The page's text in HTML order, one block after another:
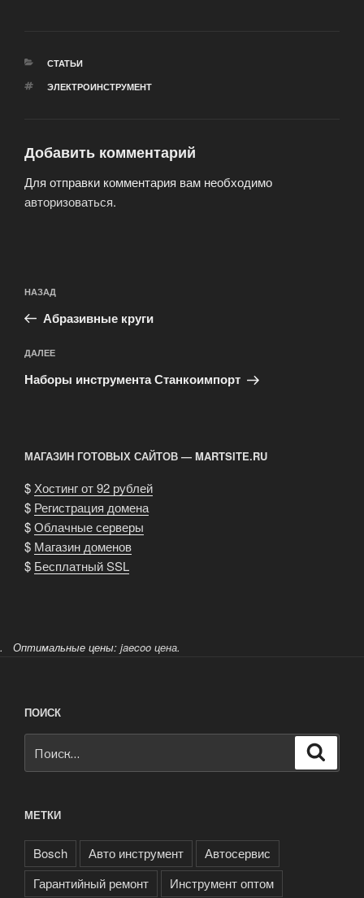
РУБРИКИ
СТАТЬИ
МЕТКИ
ЭЛЕКТРОИНСТРУМЕНТ
Добавить комментарий
Для отправки комментария вам необходимо
авторизоваться.
по
записям
Предыдущая
запись:
НАЗАД
Абразивные круги
Следующая
запись
ДАЛЕЕ
Наборы инструмента Станкоимпорт
МАГАЗИН ГОТОВЫХ САЙТОВ — MARTSITE.RU
$ Хостинг от 92 рублей
$ Регистрация домена
$Облачные серверы
$ Магазин доменов
$ Бесплатный SSL
. Оптимальные цены: jaecoo цена.
ПОИСК
МЕТКИ
Bosch Авто инструмент
Автосервис
Гарантийный ремонт
Инструмент оптом